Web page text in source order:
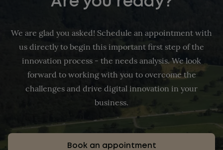
We are glad you asked! Schedule an appointment with
us directly to begin this important first step of the
innovation process - the needs analysis. We look
forward to working with you to overcome the
challenges and drive digital innovation in your
business.
Book an appointment